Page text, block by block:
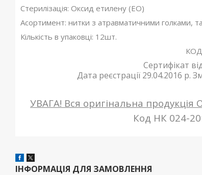
Стерилізація: Оксид етилену (ЕО)
Асортимент: нитки з атравматичними голками,
Кількість в упаковці: 12шт.
Сертифікат
Дата реєстрації 29.04.2016 р.
УВАГА! Вся оригінальна продукція
Код НК 024-
ІНФОРМАЦІЯ ДЛЯ ЗАМОВЛЕННЯ